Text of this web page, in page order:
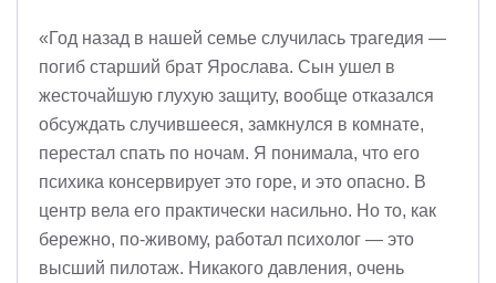
«Год назад в нашей семье случилась трагедия —
погиб старший брат Ярослава. Сын ушел в
жесточайшую глухую защиту, вообще отказался
обсуждать случившееся, замкнулся в комнате,
перестал спать по ночам. Я понимала, что его
психика консервирует это горе, и это опасно. В
центр вела его практически насильно. Но то, как
бережно, по-живому, работал психолог — это
высший пилотаж. Никакого давления, очень